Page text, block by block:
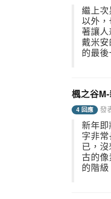
繼上
以外
著讓
戴米
的最
楓之谷
4 回應 發
新年
字非
已，
古的
的階